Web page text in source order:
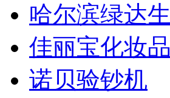
哈尔滨绿达
佳丽宝化妆
诺贝验钞机